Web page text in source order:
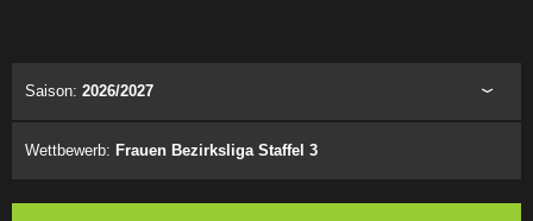
Saison: 2026/2027
Wettbewerb: Frauen Bezirksliga Staffel 3